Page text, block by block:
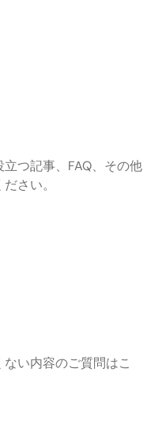
つ記事、FAQ、その他
さい。
い内容のご質問はこ